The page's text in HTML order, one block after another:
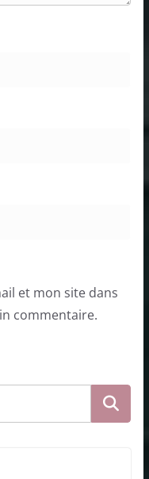
et mon site dans
commentaire.